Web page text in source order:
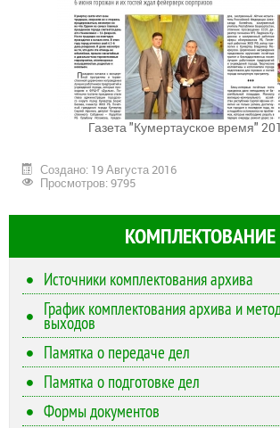
Газета "Кумертауское время"
Создано: 19 Августа 2016
Просмотров: 9795
КОМПЛЕКТОВАНИЕ
Источники комплектования архива
График комплектования архива и
выходов
Памятка о передаче дел
Памятка о подготовке дел
Формы документов